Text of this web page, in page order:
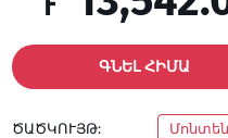
ԳՆԵԼ ՀԻՄԱ
ԾԱԾԿՈՒՅԹ: